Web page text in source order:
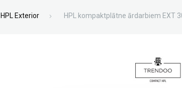
HPL Exterior HPL kompaktplātne ārdarbiem EXT